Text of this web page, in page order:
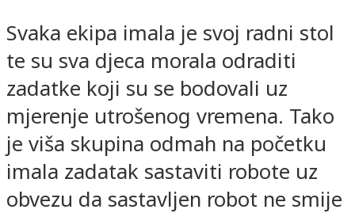
Svaka ekipa imala je svoj radni stol
te su sva djeca morala odraditi
zadatke koji su se bodovali uz
mjerenje utrošenog vremena. Tako
je viša skupina odmah na početku
imala zadatak sastaviti robote uz
obvezu da sastavljen robot ne smije